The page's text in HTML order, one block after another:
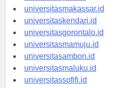
universitaspalu.id
universitasmakassar.id
universitaskendari.id
universitasgorontalo.id
universitasmamuju.id
universitasambon.id
universitasmaluku.id